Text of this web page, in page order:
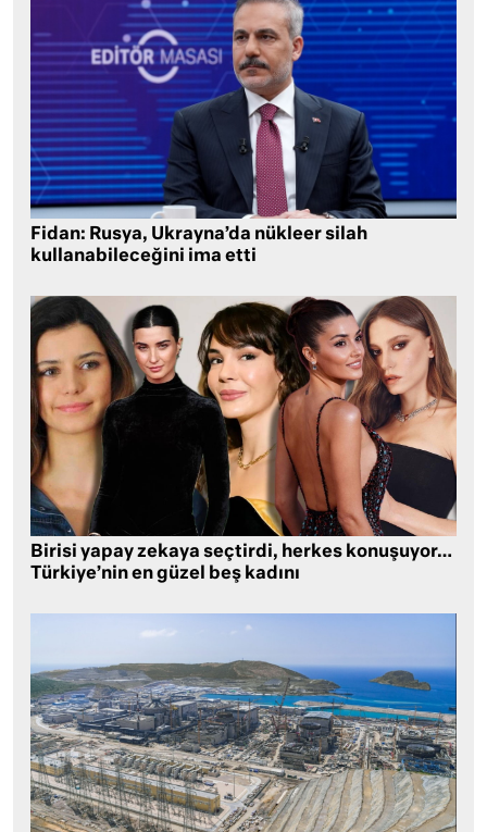
Fidan: Rusya, Ukrayna’da nükleer silah
kullanabileceğini ima etti
Birisi yapay zekaya seçtirdi, herkes konuşuyor…
Türkiye’nin en güzel beş kadını